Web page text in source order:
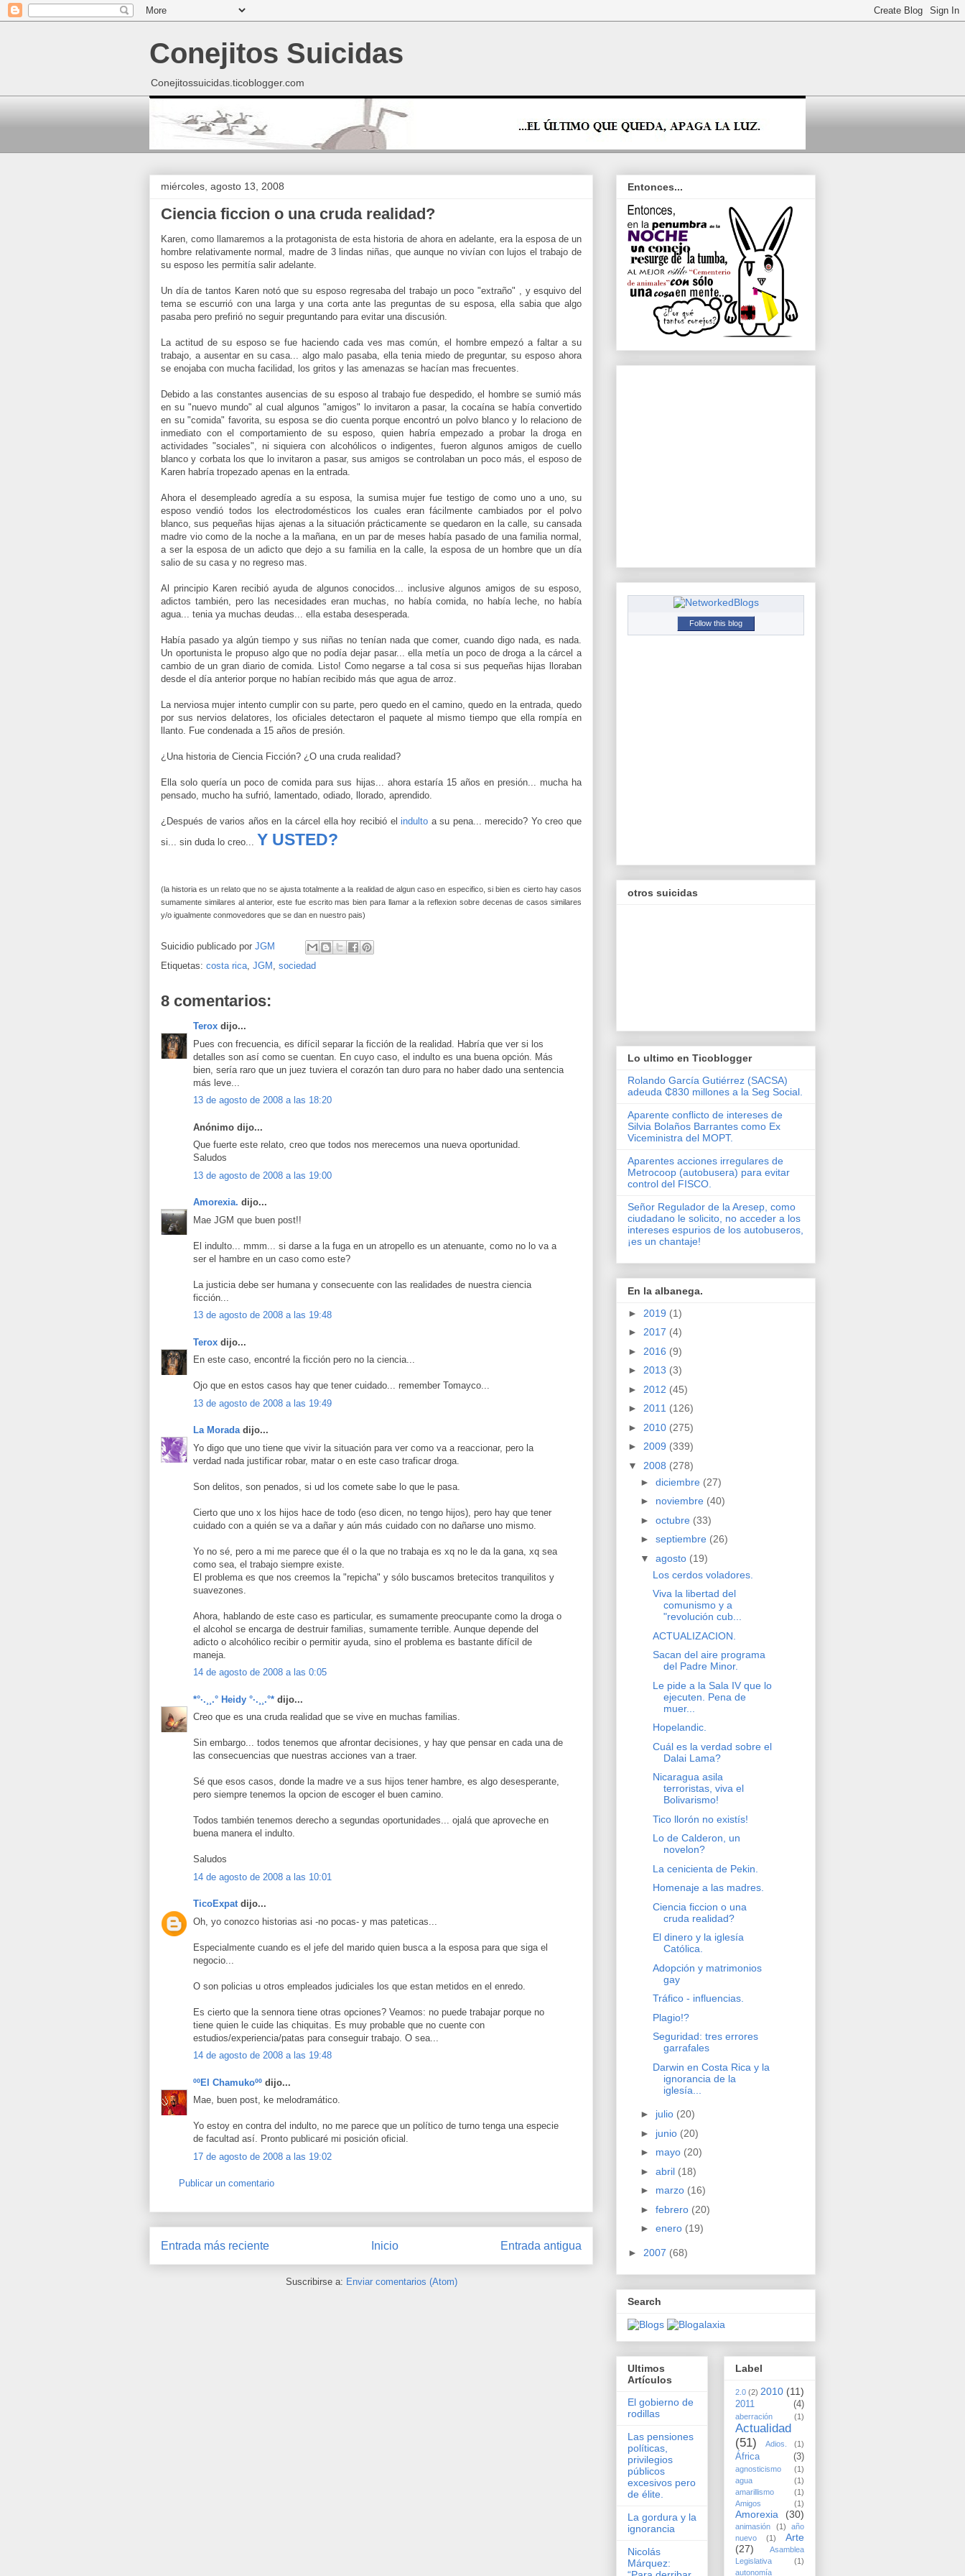
Conejitos Suicidas
Conejitossuicidas.ticoblogger.com
miércoles, agosto 13, 2008
Ciencia ficcion o una cruda realidad?
Karen, como llamaremos a la protagonista de esta historia de ahora en adelante, era la esposa de un
hombre relativamente normal, madre de 3 lindas niñas, que aunque no vivían con lujos el trabajo de
su esposo les permitía salir adelante.
Un día de tantos Karen notó que su esposo regresaba del trabajo un poco "extraño" , y esquivo del
tema se escurrió con una larga y una corta ante las preguntas de su esposa, ella sabia que algo
pasaba pero prefirió no seguir preguntando para evitar una discusión.
La actitud de su esposo se fue haciendo cada ves mas común, el hombre empezó a faltar a su
trabajo, a ausentar en su casa... algo malo pasaba, ella tenia miedo de preguntar, su esposo ahora
se enojaba con mucha facilidad, los gritos y las amenazas se hacían mas frecuentes.
Debido a las constantes ausencias de su esposo al trabajo fue despedido, el hombre se sumió más
en su "nuevo mundo" al cual algunos "amigos" lo invitaron a pasar, la cocaína se había convertido
en su "comida" favorita, su esposa se dio cuenta porque encontró un polvo blanco y lo relaciono de
inmediato con el comportamiento de su esposo, quien habría empezado a probar la droga en
actividades "sociales", ni siquiera con alcohólicos o indigentes, fueron algunos amigos de cuello
blanco y corbata los que lo invitaron a pasar, sus amigos se controlaban un poco más, el esposo de
Karen habría tropezado apenas en la entrada.
Ahora el desempleado agredía a su esposa, la sumisa mujer fue testigo de como uno a uno, su
esposo vendió todos los electrodomésticos los cuales eran fácilmente cambiados por el polvo
blanco, sus pequeñas hijas ajenas a la situación prácticamente se quedaron en la calle, su cansada
madre vio como de la noche a la mañana, en un par de meses había pasado de una familia normal,
a ser la esposa de un adicto que dejo a su familia en la calle, la esposa de un hombre que un día
salio de su casa y no regreso mas.
Al principio Karen recibió ayuda de algunos conocidos... inclusive algunos amigos de su esposo,
adictos también, pero las necesidades eran muchas, no había comida, no había leche, no había
agua... tenia ya muchas deudas... ella estaba desesperada.
Había pasado ya algún tiempo y sus niñas no tenían nada que comer, cuando digo nada, es nada.
Un oportunista le propuso algo que no podía dejar pasar... ella metía un poco de droga a la cárcel a
cambio de un gran diario de comida. Listo! Como negarse a tal cosa si sus pequeñas hijas lloraban
desde el día anterior porque no habían recibido más que agua de arroz.
La nerviosa mujer intento cumplir con su parte, pero quedo en el camino, quedo en la entrada, quedo
por sus nervios delatores, los oficiales detectaron el paquete al mismo tiempo que ella rompía en
llanto. Fue condenada a 15 años de presión.
¿Una historia de Ciencia Ficción? ¿O una cruda realidad?
Ella solo quería un poco de comida para sus hijas... ahora estaría 15 años en presión... mucha ha
pensado, mucho ha sufrió, lamentado, odiado, llorado, aprendido.
¿Después de varios años en la cárcel ella hoy recibió elindulto a su pena... merecido? Yo creo que
si... sin duda lo creo... Y USTED?
(la historia es un relato que no se ajusta totalmente a la realidad de algun caso en especifico, si bien es cierto hay casos
sumamente similares al anterior, este fue escrito mas bien para llamar a la reflexion sobre decenas de casos similares
y/o igualmente conmovedores que se dan en nuestro pais)
Suicidio publicado por JGM
Etiquetas: costa rica, JGM , sociedad
8 comentarios:
Terox dijo...
Pues con frecuencia, es difícil separar la ficción de la realidad. Habría que ver si los
detalles son así como se cuentan. En cuyo caso, el indulto es una buena opción. Más
bien, sería raro que un juez tuviera el corazón tan duro para no haber dado una sentencia
más leve...
13 de agosto de 2008 a las 18:20
Anónimo dijo...
Que fuerte este relato, creo que todos nos merecemos una nueva oportunidad.
Saludos
13 de agosto de 2008 a las 19:00
Amorexia. dijo...
Mae JGM que buen post!!
El indulto... mmm... si darse a la fuga en un atropello es un atenuante, como no lo va a
ser el hambre en un caso como este?
La justicia debe ser humana y consecuente con las realidades de nuestra ciencia
ficción...
13 de agosto de 2008 a las 19:48
Terox dijo...
En este caso, encontré la ficción pero no la ciencia...
Ojo que en estos casos hay que tener cuidado... remember Tomayco...
13 de agosto de 2008 a las 19:49
La Moradadijo...
Yo digo que uno tiene que vivir la situación para ver como va a reaccionar, pero la
verdad nada justificar robar, matar o en este caso traficar droga.
Son delitos, son penados, si ud los comete sabe lo que le pasa.
Cierto que uno x los hijos hace de todo (eso dicen, no tengo hijos), pero hay que tener
cuidado con a quién se va a dañar y aún más cuidado con no dañarse uno mismo.
Yo no sé, pero a mi me parece que él o la que no trabaja es xq no le da la gana, xq sea
como sea, el trabajo siempre existe.
El problema es que nos creemos la "repicha" y sólo buscamos bretecitos tranquilitos y
suavezones.
Ahora, hablando de este caso es particular, es sumamente preocupante como la droga o
el alcohol se encarga de destruir familias, sumamente terrible. Aunque depende del
adicto o alcohólico recibir o permitir ayuda, sino el problema es bastante difícil de
maneja.
14 de agosto de 2008 a las 0:05
*°·.¸¸.° Heidy °·.¸¸.°* dijo...
Creo que es una cruda realidad que se vive en muchas familias.
Sin embargo... todos tenemos que afrontar decisiones, y hay que pensar en cada una de
las consecuencias que nuestras acciones van a traer.
Sé que esos casos, donde la madre ve a sus hijos tener hambre, es algo desesperante,
pero siempre tenemos la opcion de escoger el buen camino.
Todos también tenemos derecho a segundas oportunidades... ojalá que aproveche en
buena manera el indulto.
Saludos
14 de agosto de 2008 a las 10:01
TicoExpatdijo...
Oh, yo conozco historias asi -no pocas- y mas pateticas...
Especialmente cuando es el jefe del marido quien busca a la esposa para que siga el
negocio...
O son policias u otros empleados judiciales los que estan metidos en el enredo.
Es cierto que la sennora tiene otras opciones? Veamos: no puede trabajar porque no
tiene quien le cuide las chiquitas. Es muy probable que no cuente con
estudios/experiencia/patas para conseguir trabajo. O sea...
14 de agosto de 2008 a las 19:48
ººEl Chamukoºº dijo...
Mae, buen post, ke melodramático.
Yo estoy en contra del indulto, no me parece que un político de turno tenga una especie
de facultad así. Pronto publicaré mi posición oficial.
17 de agosto de 2008 a las 19:02
Publicar un comentario
Entrada más reciente Entrada antigua
Inicio
Suscribirse a: Enviar comentarios (Atom)
Entonces...
Follow this blog
otros suicidas
Lo ultimo en Ticoblogger
Rolando García Gutiérrez (SACSA)
adeuda ₵830 millones a la Seg Social.
Aparente conflicto de intereses de
Silvia Bolaños Barrantes como Ex
Viceministra del MOPT.
Aparentes acciones irregulares de
Metrocoop (autobusera) para evitar
control del FISCO.
Señor Regulador de la Aresep, como
ciudadano le solicito, no acceder a los
intereses espurios de los autobuseros,
¡es un chantaje!
En la albanega.
► 2019 (1)
► 2017 (4)
► 2016 (9)
► 2013 (3)
► 2012 (45)
► 2011 (126)
► 2010 (275)
► 2009 (339)
▼ 2008 (278)
► diciembre (27)
► noviembre (40)
► octubre (33)
► septiembre (26)
▼ agosto (19)
Los cerdos voladores.
Viva la libertad del
comunismo y a
"revolución cub...
ACTUALIZACION.
Sacan del aire programa
del Padre Minor.
Le pide a la Sala IV que lo
ejecuten. Pena de
muer...
Hopelandic.
Cuál es la verdad sobre el
Dalai Lama?
Nicaragua asila
terroristas, viva el
Bolivarismo!
Tico llorón no existís!
Lo de Calderon, un
novelon?
La cenicienta de Pekin.
Homenaje a las madres.
Ciencia ficcion o una
cruda realidad?
El dinero y la iglesía
Católica.
Adopción y matrimonios
gay
Tráfico - influencias.
Plagio!?
Seguridad: tres errores
garrafales
Darwin en Costa Rica y la
ignorancia de la
iglesía...
► julio (20)
► junio (20)
► mayo (20)
► abril (18)
► marzo (16)
► febrero (20)
► enero (19)
► 2007 (68)
Search
Ultimos
Artículos
El gobierno de
rodillas
Las pensiones
políticas,
privilegios
públicos
excesivos pero
de élite.
La gordura y la
ignorancia
Nicolás
Márquez:
Label
2.0 (2) 2010 (11)
2011 (4)
aberración (1)
Actualidad
(51)
Adios. (1)
África (3)
agnosticismo
(1)
agua
(1)
amarillismo
(1)
Amigos
(1)
Amorexia (30)
animasión (1)
año
nuevo
(1)
Arte
(27)
Asamblea
Legislativa
(1)
autonomía